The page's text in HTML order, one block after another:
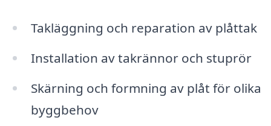
Takläggning och reparation av plåttak
Installation av takrännor och stuprör
Skärning och formning av plåt för olika
byggbehov